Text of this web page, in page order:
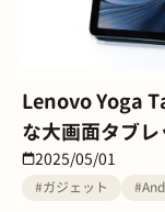
Lenovo Yoga
な大画面タブレ
2025/05/01
#ガジェット